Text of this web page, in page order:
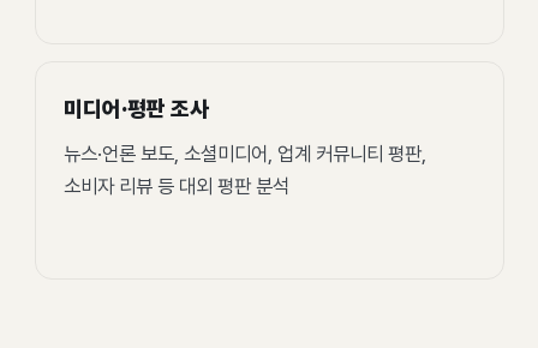
미디어·평판 조사
뉴스·언론 보도, 소셜미디어, 업계 커뮤니티 평판,
소비자 리뷰 등 대외 평판 분석